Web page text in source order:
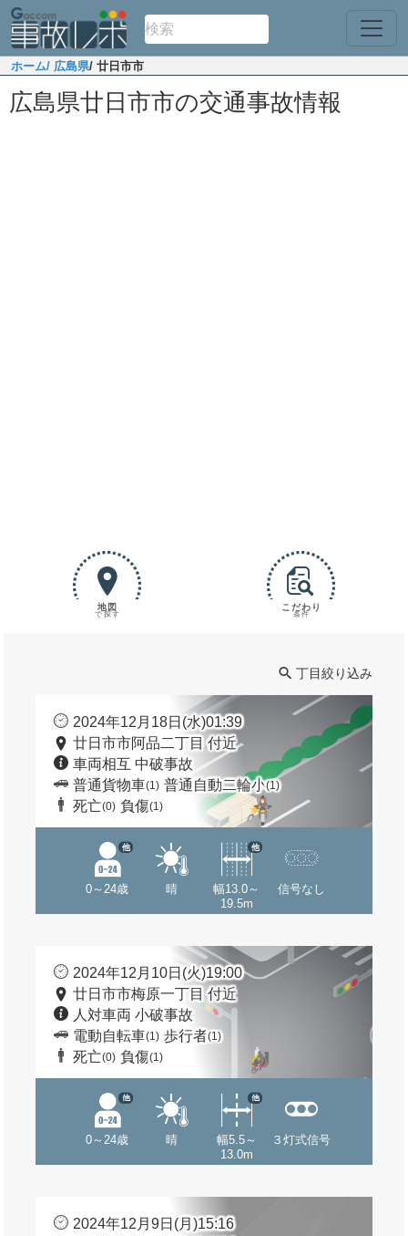
ホーム/ 広島県/ 廿日市市
広島県廿日市市の交通事故情報
地図
で探す
こだわり
条件
丁目絞り込み
2024年12月18日(水)01:39
廿日市市阿品二丁目 付近
車両相互 中破事故
普通貨物車(1) 普通自動二輪小(1)
死亡(0) 負傷(1)
0～24歳
他
晴
幅13.0～
19.5m
他
信号なし
2024年12月10日(火)19:00
廿日市市梅原一丁目 付近
人対車両 小破事故
電動自転車(1) 歩行者(1)
死亡(0) 負傷(1)
0～24歳
他
晴
幅5.5～
13.0m
他
３灯式信号
2024年12月9日(月)15:16